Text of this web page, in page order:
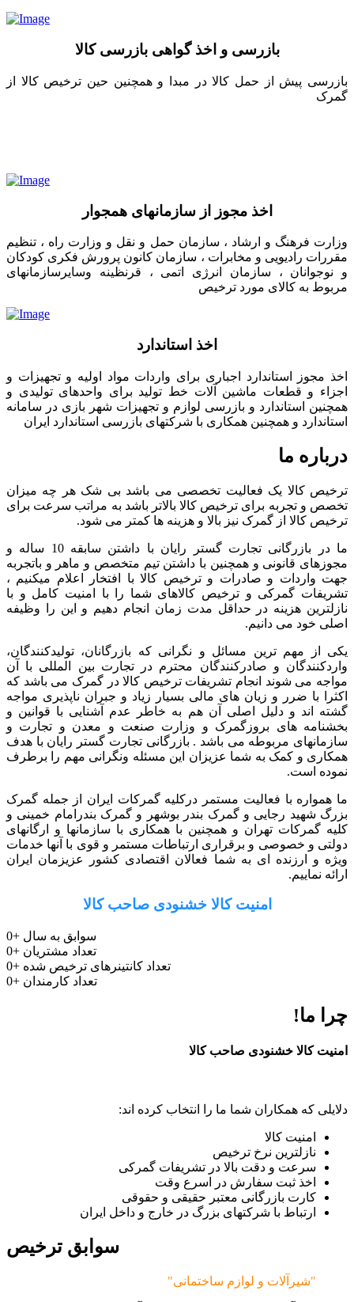
بازرسی و اخذ گواهی بازرسی کالا
بازرسی پیش از حمل کالا در مبدا و همچنین حین ترخیص کالا از
گمرک
اخذ مجوز از سازمانهای همجوار
وزارت فرهنگ و ارشاد ، سازمان حمل و نقل و وزارت راه ، تنظیم
مقررات رادیویی و مخابرات ، سازمان کانون پرورش فکری کودکان
و نوجوانان ، سازمان انرژی اتمی ، قرنظینه وسایرسازمانهای
مربوط به کالای مورد ترخیص
اخذ استاندارد
اخذ مجوز استاندارد اجباری برای واردات مواد اولیه و تجهیزات و
اجزاء و قطعات ماشین آلات خط تولید برای واحدهای تولیدی و
همچنین استاندارد و بازرسی لوازم و تجهیزات شهر بازی در سامانه
استاندارد و همچنین همکاری با شرکتهای بازرسی استاندارد ایران
درباره ما
ترخیص کالا یک فعالیت تخصصی می باشد بی شک هر چه میزان
تخصص و تجربه برای ترخیص کالا بالاتر باشد به مراتب سرعت برای
ترخیص کالا از گمرک نیز بالا و هزینه ها کمتر می شود.
ما در بازرگانی تجارت گستر رایان با داشتن سابقه 10 ساله و
مجوزهای قانونی و همچنین با داشتن تیم متخصص و ماهر و باتجربه
جهت واردات و صادرات و ترخیص کالا با افتخار اعلام میکنیم ،
تشریفات گمرکی و ترخیص کالاهای شما را با امنیت کامل و با
نازلترین هزینه در حداقل مدت زمان انجام دهیم و این را وظیفه
اصلی خود می دانیم.
یکی از مهم ترین مسائل و نگرانی که بازرگانان، تولیدکنندگان،
واردکنندگان و صادرکنندگان محترم در تجارت بین المللی با آن
مواجه می شوند انجام تشریفات ترخیص کالا در گمرک می باشد که
اکثرا با ضرر و زیان های مالی بسیار زیاد و جبران ناپذیری مواجه
گشته اند و دلیل اصلی آن هم به خاطر عدم آشنایی با قوانین و
بخشنامه های بروزگمرک و وزارت صنعت و معدن و تجارت و
سازمانهای مربوطه می باشد . بازرگانی تجارت گستر رایان با هدف
همکاری و کمک به شما عزیزان این مسئله ونگرانی مهم را برطرف
نموده است.
ما همواره با فعالیت مستمر درکلیه گمرکات ایران از جمله گمرک
بزرگ شهید رجایی و گمرک بندر بوشهر و گمرک بندرامام خمینی و
کلیه گمرکات تهران و همچنین با همکاری با سازمانها و ارگانهای
دولتی و خصوصی و برقراری ارتباطات مستمر و قوی با آنها خدمات
ویژه و ارزنده ای به شما فعالان اقتصادی کشور عزیزمان ایران
ارائه نماییم.
امنیت کالا خشنودی صاحب کالا
0+ سوابق به سال
0+ تعداد مشتریان
0+ تعداد کانتینرهای ترخیص شده
0+ تعداد کارمندان
چرا ما!
امنیت کالا خشنودی صاحب کالا
دلایلی که همکاران شما ما را انتخاب کرده اند:
امنیت کالا
نازلترین نرخ ترخیص
سرعت و دقت بالا در تشریفات گمرکی
اخذ ثبت سفارش در اسرع وقت
کارت بازرگانی معتبر حقیقی و حقوقی
ارتباط با شرکتهای بزرگ در خارج و داخل ایران
سوابق ترخیص
"شیرآلات و لوازم ساختمانی"